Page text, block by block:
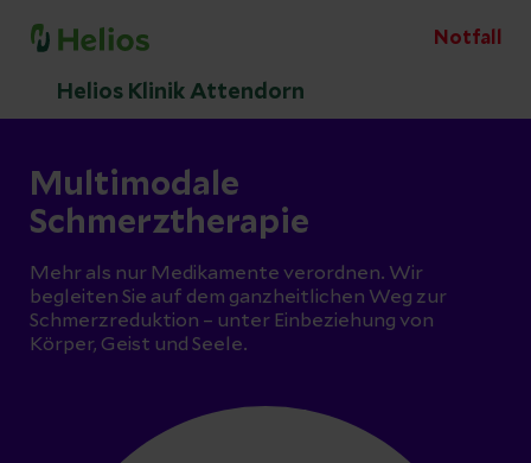
Notfall
Helios Klinik Attendorn
Multimodale
Schmerztherapie
Mehr als nur Medikamente verordnen. Wir
begleiten Sie auf dem ganzheitlichen Weg zur
Schmerzreduktion – unter Einbeziehung von
Körper, Geist und Seele.